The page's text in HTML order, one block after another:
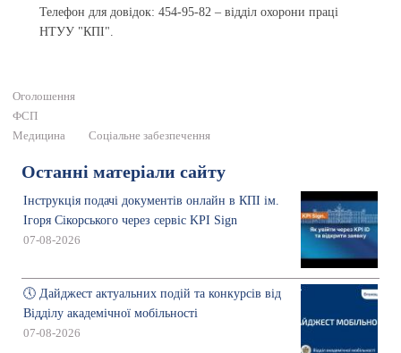
Телефон для довідок: 454-95-82 – відділ охорони праці
НТУУ "КПІ".
Оголошення
ФСП
Медицина
Соціальне забезпечення
Останні матеріали сайту
Інструкція подачі документів онлайн в КПІ ім.
Ігоря Сікорського через сервіс KPI Sign
07-08-2026
🕔 Дайджест актуальних подій та конкурсів від
Відділу академічної мобільності
07-08-2026